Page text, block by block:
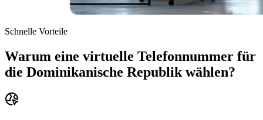
Schnelle Vorteile
Warum eine virtuelle Telefonnummer für
die Dominikanische Republik wählen?